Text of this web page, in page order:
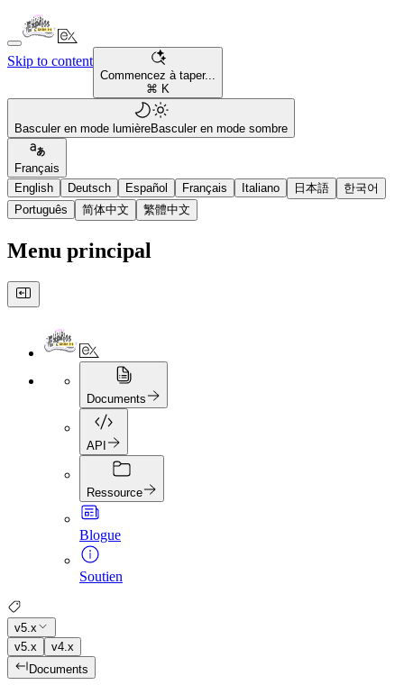
Skip to content
Commencez à taper...
⌘ K
Basculer en mode lumièreBasculer en mode sombre
Français
English
Deutsch Español Français Italiano 日本語
한국어
Português
简体中文 繁體中文
Menu principal
Documents
API
Ressource
Blogue
Soutien
v5.x
v5.x
v4.x
Documents